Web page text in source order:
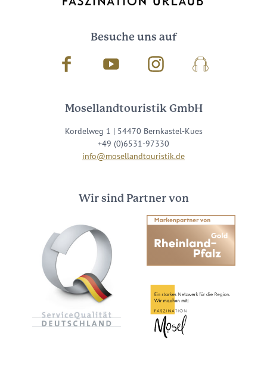
Besuche uns auf
Facebook Youtube InstagramPodcast
Mosellandtouristik GmbH
Kordelweg 1 | 54470 Bernkastel-Kues
+49 (0)6531-97330
info@mosellandtouristik.de
Wir sind Partner von